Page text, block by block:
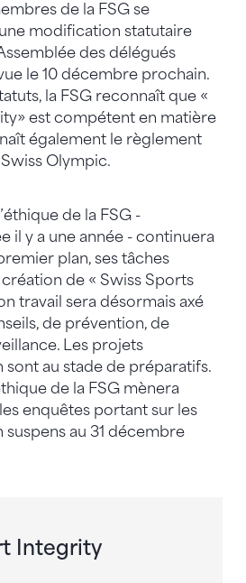
de la FSG se
modification statutaire
des délégués
le 10 décembre prochain.
la FSG reconnaît que «
est compétent en matière
également le règlement
Olympic.
de la FSG -
il y a une année - continuera
plan, ses tâches
de « Swiss Sports
travail sera désormais axé
de prévention, de
Les projets
au stade de préparatifs.
de la FSG mènera
enquêtes portant sur les
au 31 décembre
Integrity